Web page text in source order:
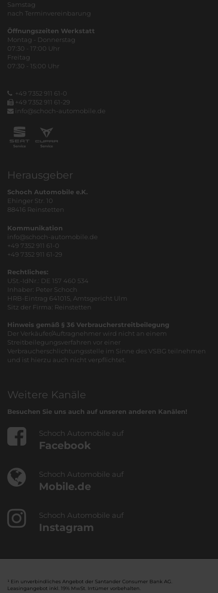
Samstag
nach Terminvereinbarung
Öffnungszeiten Werkstatt
Montag - Donnerstag
07:30 - 17:00 Uhr
Freitag
07:30 - 15:00 Uhr
+49 7352 911 61-0
+49 7352 911 61-29
info@schoch-automobile.de
Herausgeber
Schoch Automobile e.K.
Ehinger Str. 10
88416 Reinstetten
Kommunikation
info@schoch-automobile.de
+49 7352 911 61-0
+49 7352 911 61-29
Rechtliches:
USt.-IdNr.: DE 157 460 534
Inhaber: Peter Schoch
HRB-Eintrag 641015, Amtsgericht Ulm
Sitz der Firma: Reinstetten
Hinweis gemäß § 36 Verbraucherstreitbeilegung
Der Verkäufer/Auftragnehmer wird nicht an einem
Streitbeilegungsverfahren vor einer
Verbraucherschlichtungsstelle im Sinne des VSBG teilnehmen
und ist hierzu auch nicht verpflichtet.
Weitere Kanäle
Besuchen Sie uns auch auf unseren anderen Kanälen!
Schoch Automobile auf
Facebook
Schoch Automobile auf
Mobile.de
Schoch Automobile auf
Instagram
¹ Ein unverbindliches Angebot der Santander Consumer Bank AG.
Leasingangebot inkl. 19% MwSt. Irrtümer vorbehalten.